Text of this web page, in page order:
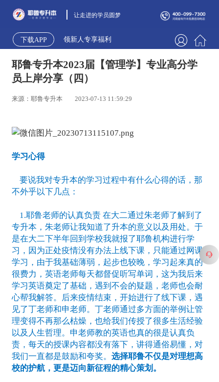
让走进的学员圆梦
下载APP 领新人专享福利
耶鲁专升本2023届【管理学】专业高分学
员上岸分享（四）
来源：耶鲁专升本 2023-07-13 11:59:29
学习心得
要说我对专升本的学习过程中有什么心得的话，那
不外乎以下几点：
1.耶鲁老师的认真负责 在大二通过朱老师了解到了
专升本，朱老师让我知道了升本的意义以及用处。于
是在大二下半年回到学校我就报了耶鲁机构进行学
习，因为正处疫情没有办法上线下课，只能通过网课
学习，由于我基础薄弱，起步也较晚，学习起来真的
很费力，英语老师每天都督促听写单词，这为我后来
学习英语奠定了基础，遇到不会的疑题，老师也会耐
心帮我解答。
后来疫情结束，开始进行了线下课，遇
见了丁老师和申老师。丁老师通过多方面的举例让管
理变得不再那么枯燥，也给我们传授了很多生活经验
以及人生哲理。申老师教的英语也真的很是认真负
责，每天的授课内容都没有落下，讲得通俗易懂，对
我们一直都是鼓励和夸奖。 选择耶鲁不仅是对理想高
校的护航，更是迈向新征程的精心策划。